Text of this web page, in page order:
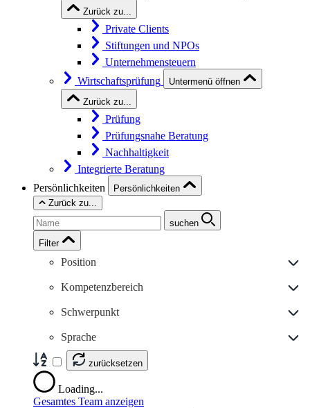
Zurück zu...
Private Clients
Stiftungen und NPOs
Unternehmensteuern
Wirtschaftsprüfung
Untermenü öffnen
Zurück zu...
Prüfung
Prüfungsnahe Beratung
Nachhaltigkeit
Integrierte Beratung
Persönlichkeiten
Persönlichkeiten
Zurück zu...
suchen
Filter
Position
Kompetenzbereich
Schwerpunkt
Sprache
zurücksetzen
Loading...
Gesamtes Team anzeigen